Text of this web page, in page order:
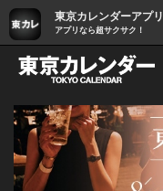
東京カレンダーアプリ
アプリなら超サクサク！